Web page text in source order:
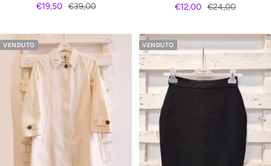
Prezzo
vendita
€19,50 Prezzo
€39,00
Prezzo
vendita
€12,00 Prezzo
€24,00
VENDUTO VENDUTO